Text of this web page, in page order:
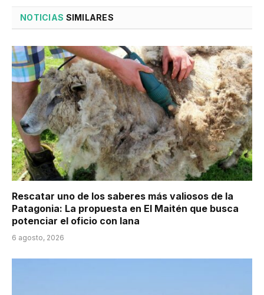
NOTICIAS SIMILARES
Rescatar uno de los saberes más valiosos de la
Patagonia: La propuesta en El Maitén que busca
potenciar el oficio con lana
6 agosto, 2026